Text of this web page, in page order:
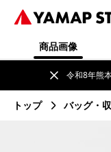
令和8年熊
トップ バッグ・
商品画像